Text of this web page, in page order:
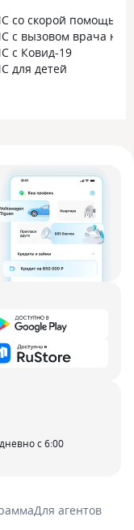
со скорой помощью
с вызовом врача на
с Ковид-19
для детей
с 6:00
Для агентов